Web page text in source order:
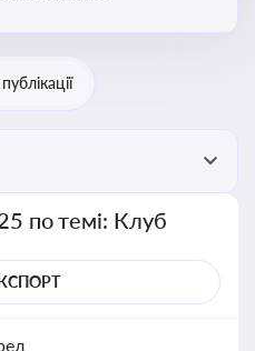
по темі: Клуб